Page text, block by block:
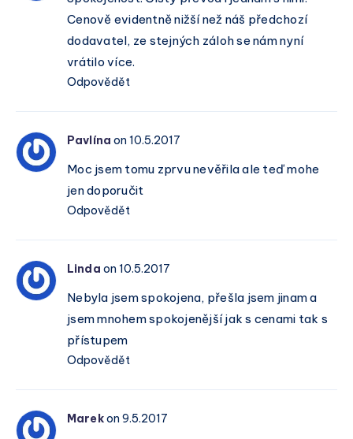
Cenově evidentně nižší než náš předchozí
dodavatel, ze stejných záloh se nám nyní
vrátilo více.
Odpovědět
Pavlína on 10.5.2017
Moc jsem tomu zprvu nevěřila ale teď mohe
jen doporučit
Odpovědět
Linda on 10.5.2017
Nebyla jsem spokojena, přešla jsem jinam a
jsem mnohem spokojenější jak s cenami tak s
přístupem
Odpovědět
Marekon 9.5.2017